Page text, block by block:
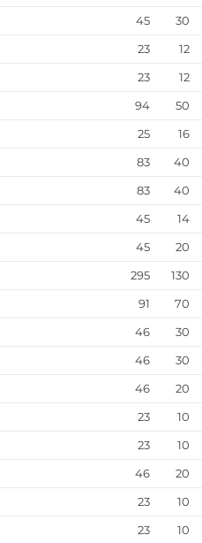
45
30
23
12
23
12
94
50
25
16
83
40
83
40
45
14
45
20
295
130
91
70
46
30
46
30
46
20
23
10
23
10
46
20
23
10
23 10